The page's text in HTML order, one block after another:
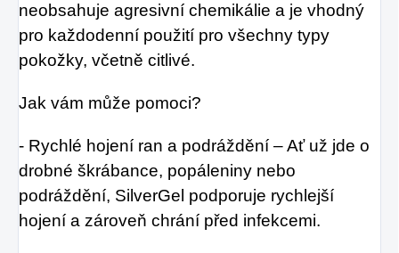
neobsahuje agresivní chemikálie a je vhodný
pro každodenní použití pro všechny typy
pokožky, včetně citlivé.
Jak vám může pomoci?
- Rychlé hojení ran a podráždění – Ať už jde o
drobné škrábance, popáleniny nebo
podráždění, SilverGel podporuje rychlejší
hojení a zároveň chrání před infekcemi.